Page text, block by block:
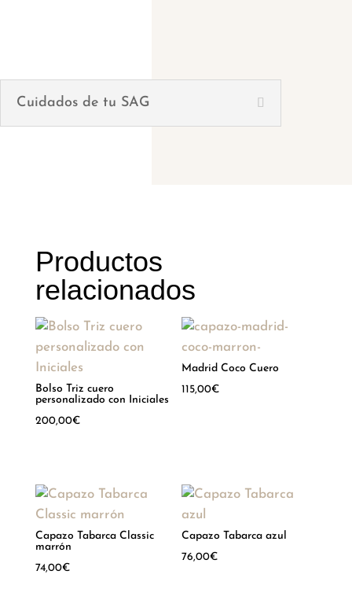
Cuidados de tu SAG
Productos
relacionados
Bolso Triz cuero
personalizado con Iniciales
200,00€
Madrid Coco Cuero
115,00€
Capazo Tabarca Classic
marrón
74,00€
Capazo Tabarca azul
76,00€